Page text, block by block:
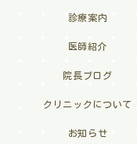
診療案内
医師紹介
院長ブログ
クリニックについて
お知らせ